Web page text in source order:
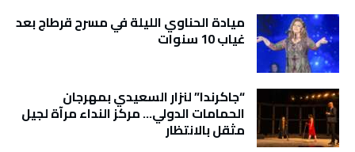
ميادة الحناوي الليلة في مسرح قرطاج بعد
غياب 10 سنوات
“جاكرندا” لنزار السعيدي بمهرجان
الحمامات الدولي… مركز النداء مرآة لجيل
مثقل بالانتظار